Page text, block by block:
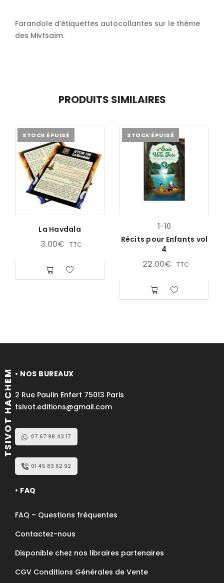
Farandole d’étiquettes autocollantes sur le thème
des Mivtsaïm.
PRODUITS SIMILAIRES
STOCK ÉPUISÉ
La Havdala
3.00€ TTC
STOCK ÉPUISÉ
1-10
Récits pour Enfants vol
4
22.00€ TTC
TSIVOT HACHEM • NOS BUREAUX
2 Rue Paulin Enfert 75013 Paris
tsivot.editions@gmail.com
07 67 98 43 17
01 45 83 62 92
• FAQ
FAQ – Questions fréquentes
Contactez-nous
Disponible chez nos libraires partenaires
CGV Conditions Générales de Vente